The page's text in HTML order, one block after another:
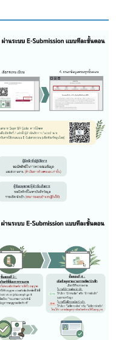
Subscribe